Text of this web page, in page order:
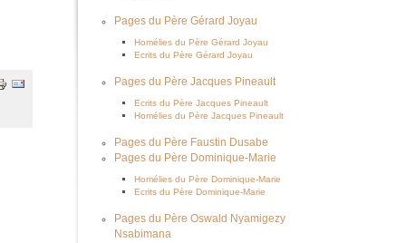
Pages du Père Gérard Joyau
Homélies du Père Gérard Joyau
Ecrits du Père Gérard Joyau
Pages du Père Jacques Pineault
Ecrits du Père Jacques Pineault
Homélies du Père Jacques Pineault
Pages du Père Faustin Dusabe
Pages du Père Dominique-Marie
Homélies du Père Dominique-Marie
Ecrits du Père Dominique-Marie
Pages du Père Oswald Nyamigezy
Nsabimana